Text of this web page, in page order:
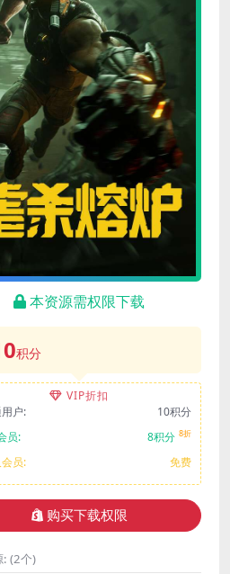
本资源需权限下载
积分
VIP折扣
户:
10积分
员:
8积分 8折
员: 免费
购买下载权限
: (2个)